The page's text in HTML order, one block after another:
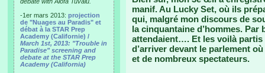
-1er mars 2013: projection
de "Nuages au Paradis" et
débat à la STAR Prep
Academy (Californie) /
March 1st, 2013: "Trouble in
Paradise" screening and
debate at the STAR Prep
Academy (California)
manif. Au Lucky Set, où ils
qui, malgré mon discours de
la cinquantaine d’hommes.
attendaient…. Et les voilà
d’arriver devant le parlement
et de nombreux spectateurs.